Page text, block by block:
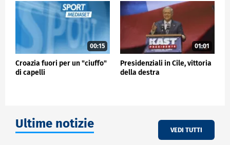
00:15
Croazia fuori per un "ciuffo"
di capelli
01:01
Presidenziali in Cile, vittoria
della destra
Ultime notizie VEDI TUTTI